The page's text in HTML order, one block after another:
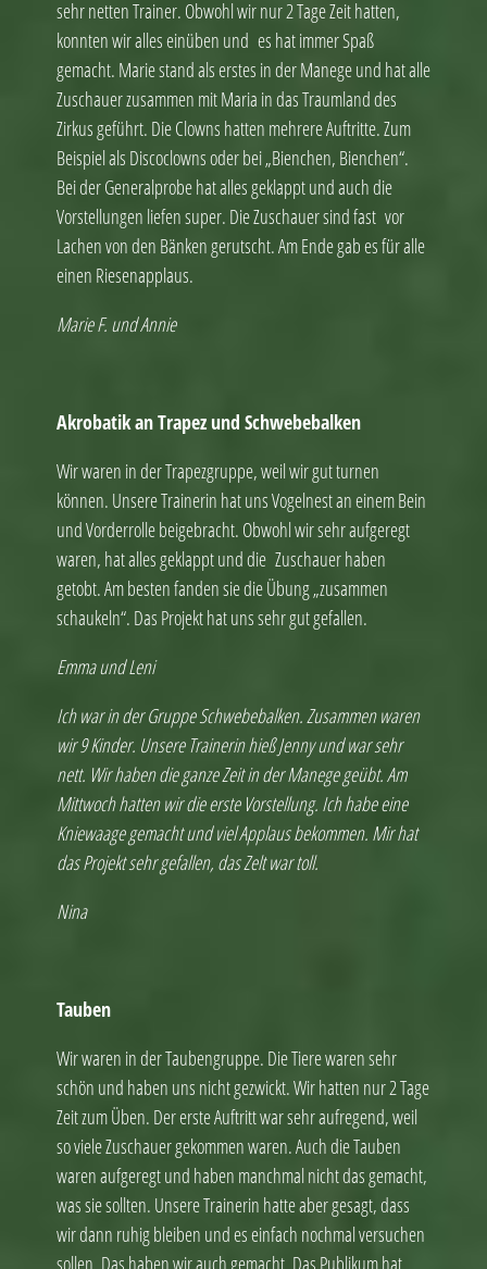
sehr netten Trainer. Obwohl wir nur 2 Tage Zeit hatten,
konnten wir alles einüben und es hat immer Spaß
gemacht. Marie stand als erstes in der Manege und hat alle
Zuschauer zusammen mit Maria in das Traumland des
Zirkus geführt. Die Clowns hatten mehrere Auftritte. Zum
Beispiel als Discoclowns oder bei „Bienchen, Bienchen“.
Bei der Generalprobe hat alles geklappt und auch die
Vorstellungen liefen super. Die Zuschauer sind fast vor
Lachen von den Bänken gerutscht. Am Ende gab es für alle
einen Riesenapplaus.
Marie F. und Annie
Akrobatik an Trapez und Schwebebalken
Wir waren in der Trapezgruppe, weil wir gut turnen
können. Unsere Trainerin hat uns Vogelnest an einem Bein
und Vorderrolle beigebracht. Obwohl wir sehr aufgeregt
waren, hat alles geklappt und die Zuschauer haben
getobt. Am besten fanden sie die Übung „zusammen
schaukeln“. Das Projekt hat uns sehr gut gefallen.
Emma und Leni
Ich war in der Gruppe Schwebebalken. Zusammen waren
wir 9 Kinder. Unsere Trainerin hieß Jenny und war sehr
nett. Wir haben die ganze Zeit in der Manege geübt. Am
Mittwoch hatten wir die erste Vorstellung. Ich habe eine
Kniewaage gemacht und viel Applaus bekommen. Mir hat
das Projekt sehr gefallen, das Zelt war toll.
Nina
Tauben
Wir waren in der Taubengruppe. Die Tiere waren sehr
schön und haben uns nicht gezwickt. Wir hatten nur 2 Tage
Zeit zum Üben. Der erste Auftritt war sehr aufregend, weil
so viele Zuschauer gekommen waren. Auch die Tauben
waren aufgeregt und haben manchmal nicht das gemacht,
was sie sollten. Unsere Trainerin hatte aber gesagt, dass
wir dann ruhig bleiben und es einfach nochmal versuchen
sollen. Das haben wir auch gemacht. Das Publikum hat